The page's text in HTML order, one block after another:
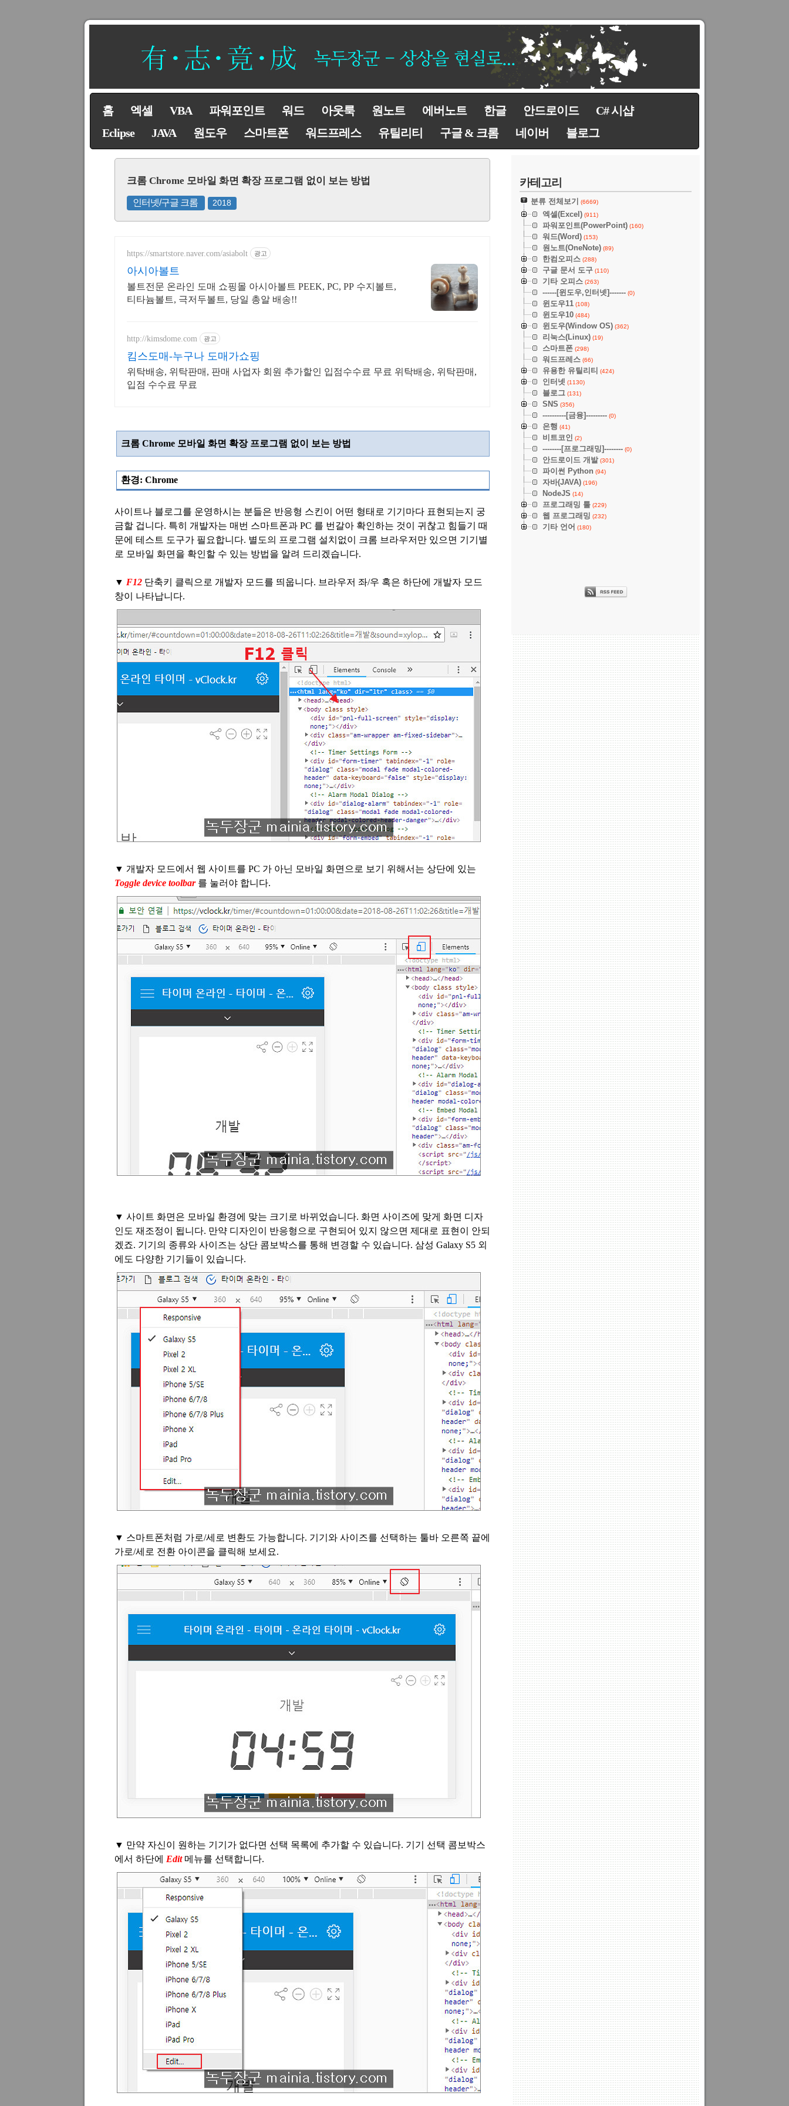
홈 엑셀 VBA 파워포인트 워드 아웃룩 원노트 에버노트 한글 안드로이드
C# 시샵
Eclipse
JAVA 원도우 스마트폰 워드프레스 유틸리티 구글 & 크롬 네이버 블로그
크롬 Chrome 모바일 화면 확장 프로그램 없이 보는 방법
인터넷/구글 크롬 2018
https://smartstore.naver.com/asiabolt 광고
아시아볼트
볼트전문 온라인 도매 쇼핑몰 아시아볼트 PEEK, PC, PP 수지볼트,
티타늄볼트, 극저두볼트, 당일 총알 배송!!
http://kimsdome.com 광고
킴스도매-누구나 도매가쇼핑
위탁배송, 위탁판매, 판매 사업자 회원 추가할인 입점수수료 무료 위탁배송, 위탁판매,
입점 수수료 무료
크롬Chrome 모바일 화면 확장 프로그램 없이 보는 방법
환경: Chrome
사이트나 블로그를 운영하시는 분들은 반응형 스킨이 어떤 형태로 기기마다 표현되는지 궁
금할 겁니다. 특히 개발자는 매번 스마트폰과 PC 를 번갈아 확인하는 것이 귀찮고 힘들기 때
문에 테스트 도구가 필요합니다. 별도의 프로그램 설치없이 크롬 브라우저만 있으면 기기별
로 모바일 화면을 확인할 수 있는 방법을 알려 드리겠습니다.
▼ F12 단축키 클릭으로 개발자 모드를 띄웁니다. 브라우저 좌/우 혹은 하단에 개발자 모드
창이 나타납니다.
▼ 개발자 모드에서 웹 사이트를 PC 가 아닌 모바일 화면으로 보기 위해서는 상단에 있는
Toggle device toolbar 를 눌러야 합니다.
▼ 사이트 화면은 모바일 환경에 맞는 크기로 바뀌었습니다. 화면 사이즈에 맞게 화면 디자
인도 재조정이 됩니다. 만약 디자인이 반응형으로 구현되어 있지 않으면 제대로 표현이 안되
겠죠. 기기의 종류와 사이즈는 상단 콤보박스를 통해 변경할 수 있습니다. 삼성 Galaxy S5 외
에도 다양한 기기들이 있습니다.
▼ 스마트폰처럼 가로/세로 변환도 가능합니다. 기기와 사이즈를 선택하는 툴바 오른쪽 끝에
가로/세로 전환 아이콘을 클릭해 보세요.
▼ 만약 자신이 원하는 기기가 없다면 선택 목록에 추가할 수 있습니다. 기기 선택 콤보박스
에서 하단에 Edit 메뉴를 선택합니다.
카테고리
분류 전체보기 (6669)
엑셀(Excel) (911)
파워포인트(PowerPoint) (160)
워드(Word) (153)
원노트(OneNote) (89)
한컴오피스 (288)
구글 문서 도구 (110)
기타 오피스 (263)
------[윈도우,인터넷]------- (0)
윈도우11 (108)
윈도우10 (484)
윈도우(Window OS) (362)
리눅스(Linux) (19)
스마트폰 (298)
워드프레스 (66)
유용한 유틸리티 (424)
인터넷 (1130)
블로그 (131)
SNS (356)
----------[금융]--------- (0)
은행 (41)
비트코인 (2)
--------[프로그래밍]-------- (0)
안드로이드 개발(301)
파이썬 Python (94)
자바(JAVA) (196)
NodeJS (14)
프로그래밍 툴 (229)
웹 프로그래밍 (232)
기타 언어 (180)